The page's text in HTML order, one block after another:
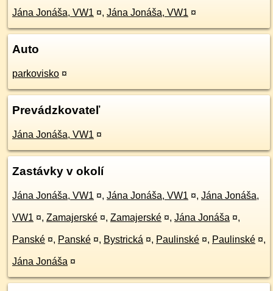
Jána Jonáša, VW1 ¤, Jána Jonáša, VW1 ¤
Auto
parkovisko ¤
Prevádzkovateľ
Jána Jonáša, VW1 ¤
Zastávky v okolí
Jána Jonáša, VW1 ¤, Jána Jonáša, VW1 ¤, Jána Jonáša,
VW1 ¤, Zamajerské ¤, Zamajerské ¤, Jána Jonáša ¤,
Panské ¤, Panské ¤, Bystrická ¤, Paulinské ¤, Paulinské ¤,
Jána Jonáša ¤